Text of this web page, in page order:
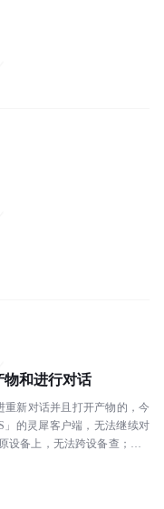
物和进行对话
新对话并且打开产物的，今
」的灵犀客户端，无法继续对
备上，无法跨设备查；，3.
...